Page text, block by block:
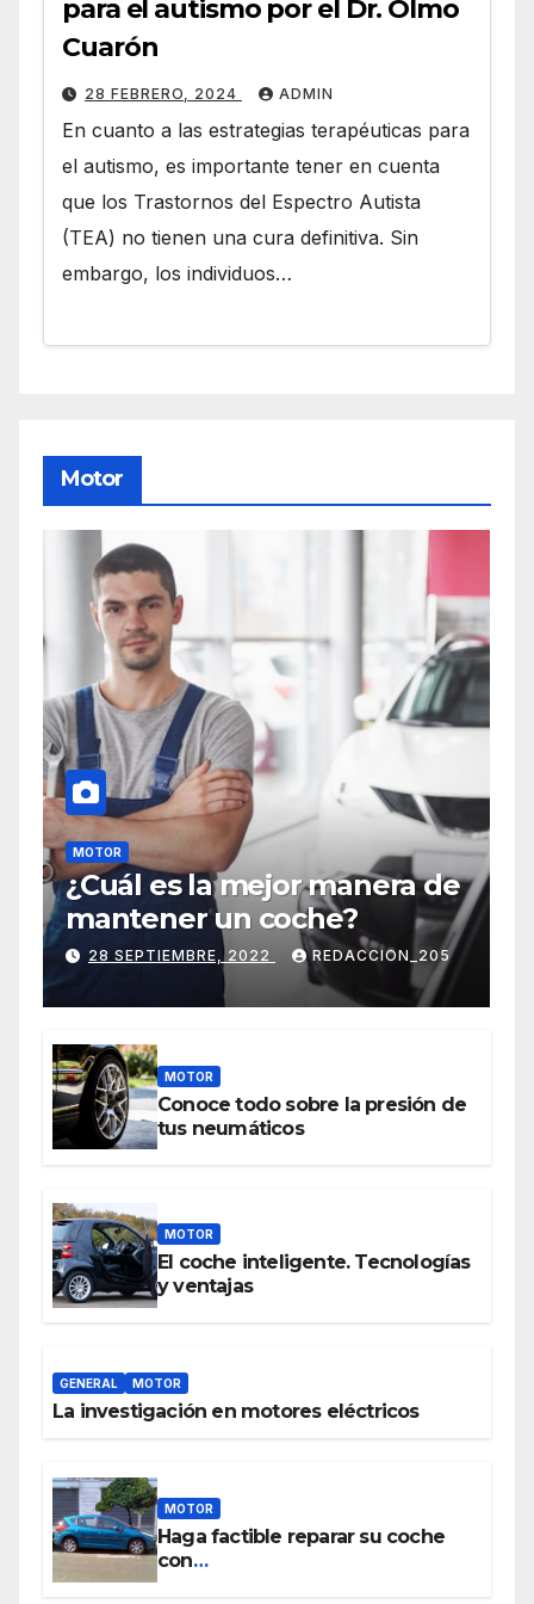
para el autismo por el Dr. Olmo
Cuarón
28 FEBRERO, 2024 ADMIN
En cuanto a las estrategias terapéuticas para
el autismo, es importante tener en cuenta
que los Trastornos del Espectro Autista
(TEA) no tienen una cura definitiva. Sin
embargo, los individuos…
Motor
MOTOR
¿Cuál es la mejor manera de
mantener un coche?
28 SEPTIEMBRE, 2022 REDACCION_205
MOTOR
Conoce todo sobre la presión de
tus neumáticos
MOTOR
El coche inteligente. Tecnologías
y ventajas
GENERAL MOTOR
La investigación en motores eléctricos
MOTOR
Haga factible reparar su coche
con